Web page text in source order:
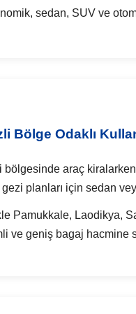
sedan, SUV ve
Bölge Odaklı
bölgesinde araç
planları için sedan
Pamukkale, Laodikya,
ve geniş bagaj hacmine